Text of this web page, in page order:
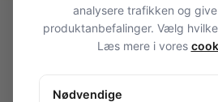
Alle produkter Kabler, stik og
Printterminaler
Lodret RM
Term.Block 250V 2-Pole (h)
Term.Block 250V 2-
analysere trafikken og
produktanbefalinger. Vælg
Læs mere i vores
Nødvendige